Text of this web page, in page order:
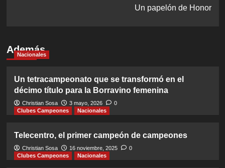
Un papelón de Honor
Además
Nacionales
Un tetracampeonato que se transformó en el
décimo título para la Borravino femenina
Christian Sosa 3 mayo, 2026
0
Clubes Campeones
Nacionales
Telecentro, el primer campeón de campeones
Christian Sosa 16 noviembre, 2025
0
Clubes Campeones
Nacionales